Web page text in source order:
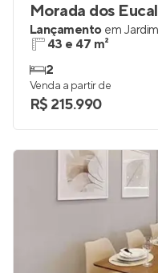
Morada dos
Lançamento em
43 e 47 m²
2
Venda a partir de
R$ 215.990